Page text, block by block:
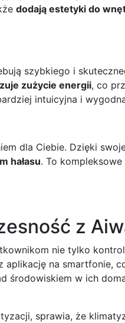
dodają estetyki do
szybkiego i
zużycie energii, co
intuicyjna i
dla Ciebie. Dzięki
hałasu. To
z
nie tylko
na smartfonie,
środowiskiem w ich
sprawia, że